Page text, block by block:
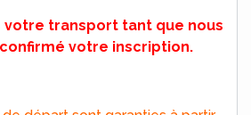
votre transport tant que nous
confirmé votre inscription.